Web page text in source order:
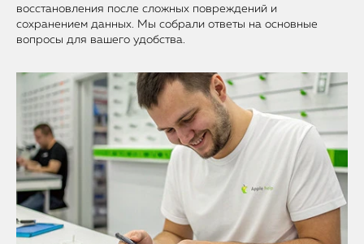
восстановления после сложных повреждений и
сохранением данных. Мы собрали ответы на основные
вопросы для вашего удобства.